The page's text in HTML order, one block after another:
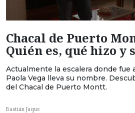
Chacal de Puerto
Quién es, qué hizo y
Actualmente la escalera donde fue
Paola Vega lleva su nombre.
del Chacal de Puerto Montt.
Bastián Jaque